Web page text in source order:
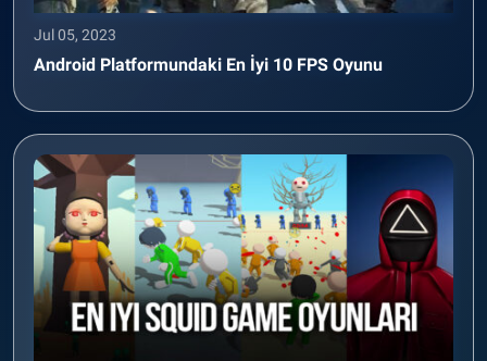
Jul 05, 2023
Android Platformundaki En İyi 10 FPS Oyunu